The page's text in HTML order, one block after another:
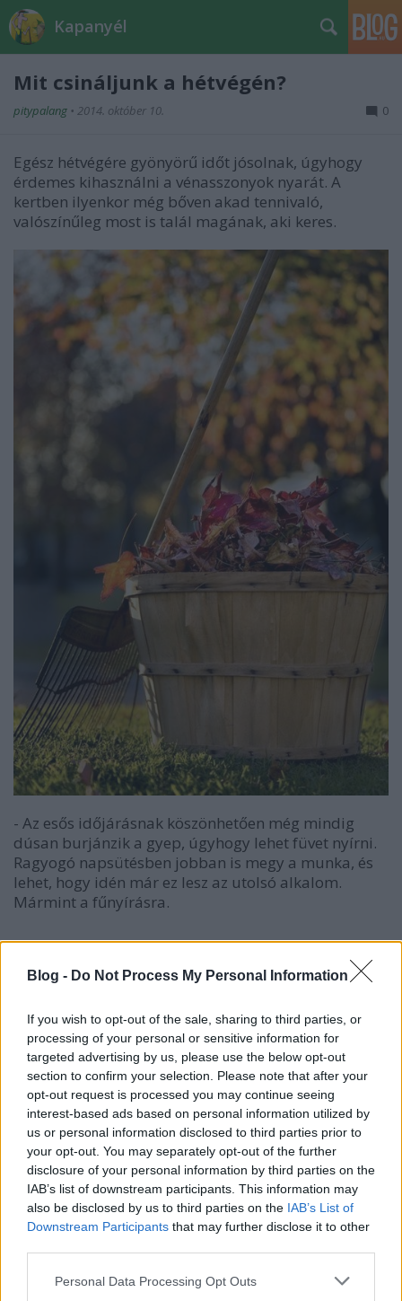
Blog - Do Not Process My Personal Information
If you wish to opt-out of the sale, sharing to third parties, or
processing of your personal or sensitive information for
targeted advertising by us, please use the below opt-out
section to confirm your selection. Please note that after your
opt-out request is processed you may continue seeing
interest-based ads based on personal information utilized by
us or personal information disclosed to third parties prior to
your opt-out. You may separately opt-out of the further
disclosure of your personal information by third parties on the
IAB’s list of downstream participants. This information may
also be disclosed by us to third parties on the IAB’s List of
Downstream Participants that may further disclose it to other
Please note that this website/app uses one or more Google
Personal Data Processing Opt Outs
Kapanyél
Mit csináljunk a hétvégén?
pitypalang • 2014. október 10. 0
Egész hétvégére gyönyörű időt jósolnak, úgyhogy
érdemes kihasználni a vénasszonyok nyarát. A
kertben ilyenkor még bőven akad tennivaló,
valószínűleg most is talál magának, aki keres.
- Az esős időjárásnak köszönhetően még mindig
dúsan burjánzik a gyep, úgyhogy lehet füvet nyírni.
Ragyogó napsütésben jobban is megy a munka, és
lehet, hogy idén már ez lesz az utolsó alkalom.
Mármint a fűnyírásra.
fákat, kétnyári virágokat, rózsákat ültetni, és a
elfoglalni a helyüket. A szabadgyökerű (földlabda
nélküli) növények gyökereit egy kicsit kurtítsuk meg,
a fás növényeket alaposan öntözzük be.
- Ha pár héttel későbbre halasztanánk a
növénytelepítést, az sem baj, de az ültetőgödröket
már most előkészíthetjük: 1 m2 -ről fél méter mélyen
ássuk ki a földet, keverjük össze érett komposzttal,
verjünk a gödörbe karót, majd a földkeveréket
töltsük vissza.
- Október a rózsák és a rododendronok
trágyázásának ideje, sőt lassan a talajtakarás is
a télálló rododendronok tövei köré a trágyával